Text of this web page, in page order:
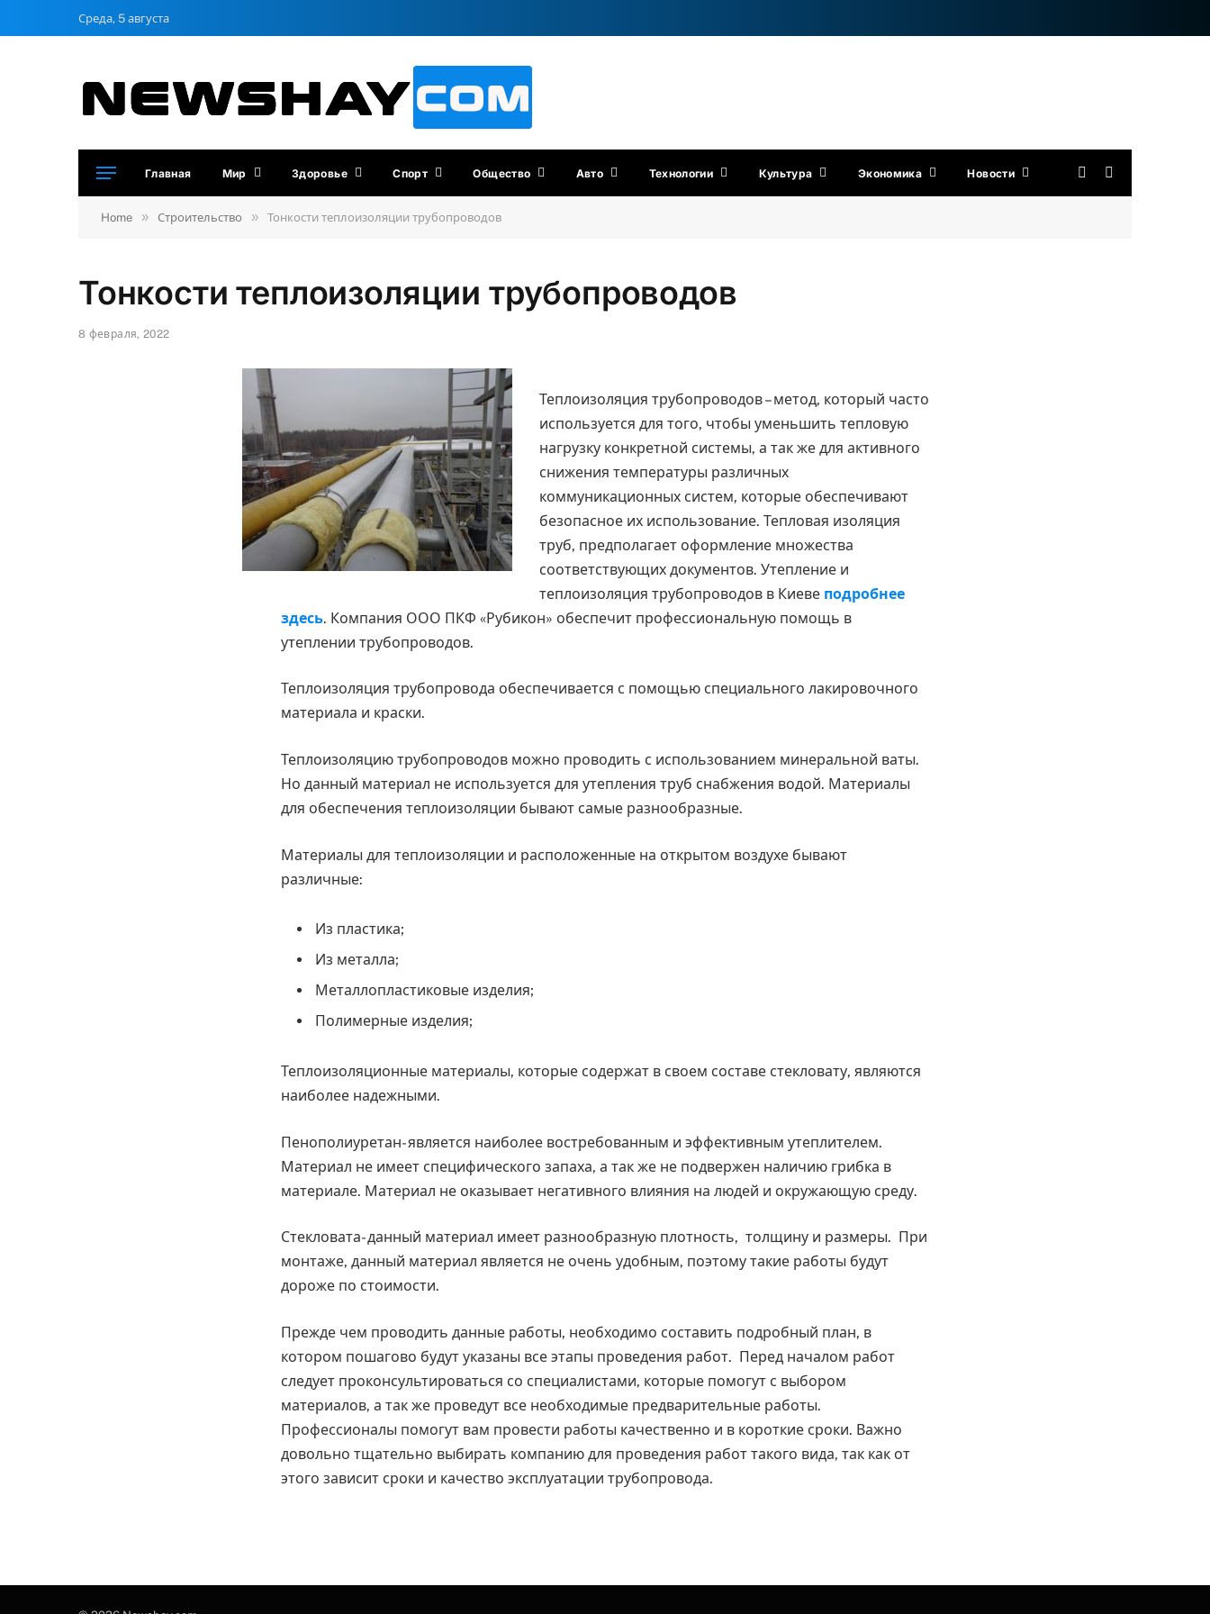
Среда, 5 августа
Главная Мир Здоровье Спорт Общество Авто Технологии Культура Экономика Новости
Home » Строительство » Тонкости теплоизоляции трубопроводов
Тонкости теплоизоляции трубопроводов
8 февраля, 2022
Теплоизоляция трубопроводов – метод, который часто
используется для того, чтобы уменьшить тепловую
нагрузку конкретной системы, а так же для активного
снижения температуры различных
коммуникационных систем, которые обеспечивают
безопасное их использование. Тепловая изоляция
труб, предполагает оформление множества
соответствующих документов. Утепление и
теплоизоляция трубопроводов в Киеве подробнее
здесь. Компания ООО ПКФ «Рубикон» обеспечит профессиональную помощь в
утеплении трубопроводов.
Теплоизоляция трубопровода обеспечивается с помощью специального лакировочного
материала и краски.
Теплоизоляцию трубопроводов можно проводить с использованием минеральной ваты.
Но данный материал не используется для утепления труб снабжения водой. Материалы
для обеспечения теплоизоляции бывают самые разнообразные.
Материалы для теплоизоляции и расположенные на открытом воздухе бывают
различные:
Из пластика;
Из металла;
Металлопластиковые изделия;
Полимерные изделия;
Теплоизоляционные материалы, которые содержат в своем составе стекловату, являются
наиболее надежными.
Пенополиуретан- является наиболее востребованным и эффективным утеплителем.
Материал не имеет специфического запаха, а так же не подвержен наличию грибка в
материале. Материал не оказывает негативного влияния на людей и окружающую среду.
Стекловата- данный материал имеет разнообразную плотность, толщину и размеры. При
монтаже, данный материал является не очень удобным, поэтому такие работы будут
дороже по стоимости.
Прежде чем проводить данные работы, необходимо составить подробный план, в
котором пошагово будут указаны все этапы проведения работ. Перед началом работ
следует проконсультироваться со специалистами, которые помогут с выбором
материалов, а так же проведут все необходимые предварительные работы.
Профессионалы помогут вам провести работы качественно и в короткие сроки. Важно
довольно тщательно выбирать компанию для проведения работ такого вида, так как от
этого зависит сроки и качество эксплуатации трубопровода.